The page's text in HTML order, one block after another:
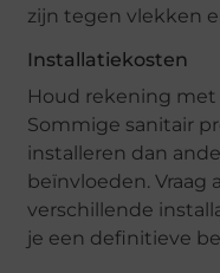
zijn tegen vlekken
Installatiekosten
Houd rekening met
Sommige sanitair
installeren dan
beïnvloeden. Vraag
verschillende
je een definitieve